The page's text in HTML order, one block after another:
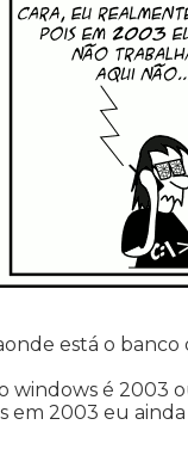
está o
windows é 2003
em 2003 eu